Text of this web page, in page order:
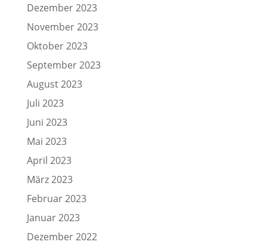
Dezember 2023
November 2023
Oktober 2023
September 2023
August 2023
Juli 2023
Juni 2023
Mai 2023
April 2023
März 2023
Februar 2023
Januar 2023
Dezember 2022